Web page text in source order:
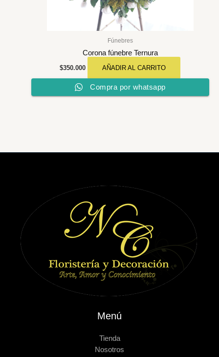
Fúnebres
Corona fúnebre Ternura
$350.000 AÑADIR AL CARRITO
Compra por whatsapp
Menú
Tienda
Nosotros